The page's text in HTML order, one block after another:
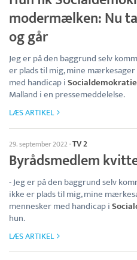
modermælken: Nu
og går
Jeg er på den baggrund selv
er plads til mig, mine
med handicap i
Malland i en pressemeddelelse.
LÆS ARTIKEL
29. september 2022·TV 2
Byrådsmedlem
- Jeg er på den baggrund selv
ikke er plads til mig, mine
mennesker med handicap i
hun.
LÆS ARTIKEL